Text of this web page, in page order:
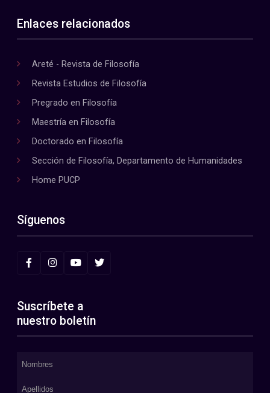
Enlaces relacionados
Areté - Revista de Filosofía
Revista Estudios de Filosofía
Pregrado en Filosofía
Maestría en Filosofía
Doctorado en Filosofía
Sección de Filosofía, Departamento de Humanidades
Home PUCP
Síguenos
Suscríbete a
nuestro boletín